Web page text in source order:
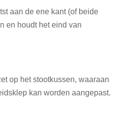
aan de ene kant (of beide
en houdt het eind van
op het stootkussen, waaraan
kan worden aangepast.